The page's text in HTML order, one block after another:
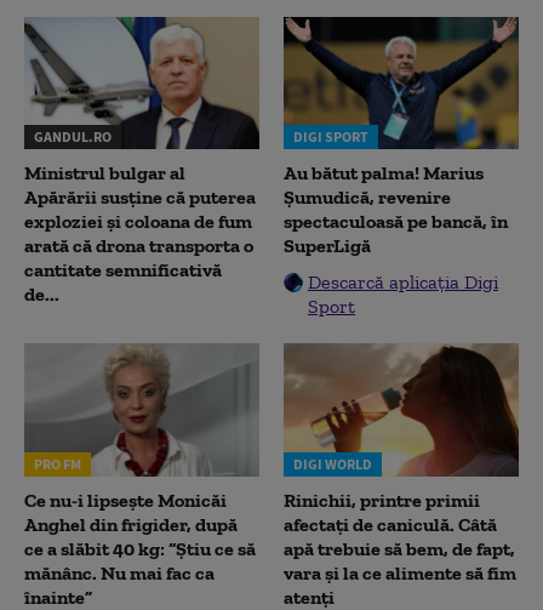
GANDUL.RO
Ministrul bulgar al
Apărării susține că puterea
exploziei și coloana de fum
arată că drona transporta o
cantitate semnificativă
de...
DIGI SPORT
Au bătut palma! Marius
Șumudică, revenire
spectaculoasă pe bancă, în
SuperLigă
Descarcă aplicația Digi
Sport
PRO FM
Ce nu-i lipsește Monicăi
Anghel din frigider, după
ce a slăbit 40 kg: “Știu ce să
mănânc. Nu mai fac ca
înainte”
DIGI WORLD
Rinichii, printre primii
afectați de caniculă. Câtă
apă trebuie să bem, de fapt,
vara și la ce alimente să fim
atenți